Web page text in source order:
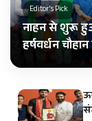
Editor's Pick
नाहन से शुरू
हर्षवर्धन